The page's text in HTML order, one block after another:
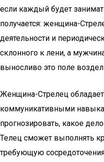
если каждый будет
получается: женщина-
деятельности и
склонного к лени, а
выносливо это поле
Женщина-Стрелец
коммуникативными
прогнозировать, какое
Телец сможет выполнять
требующую